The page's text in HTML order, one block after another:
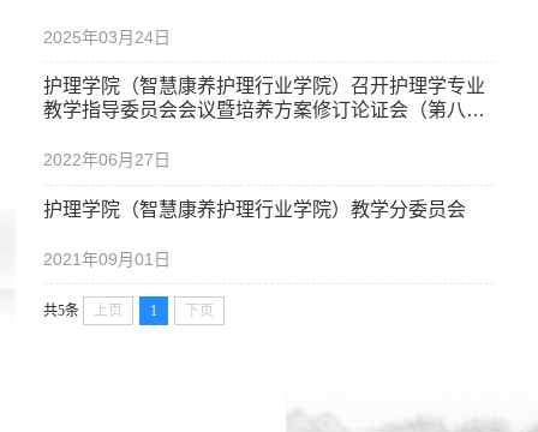
2025年03月24日
护理学院（智慧康养护理行业学院）召开护理学专业
教学指导委员会会议暨培养方案修订论证会（第八
2022年06月27日
护理学院（智慧康养护理行业学院）教学分委员会
2021年09月01日
共5条 上页 1 下页